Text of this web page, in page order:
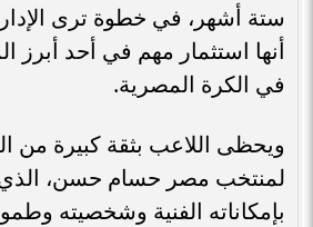
ستة أشهر، في خطوة ترى
أنها استثمار مهم في أحد أبرز
في الكرة المصرية.
ويحظى اللاعب بثقة كبيرة من
لمنتخب مصر حسام حسن،
بإمكاناته الفنية وشخصيته